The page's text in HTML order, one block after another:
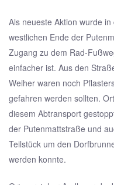
Als neueste Aktion wurde
westlichen Ende der
Zugang zu dem Rad-
einfacher ist. Aus den
Weiher waren noch
gefahren werden sollten.
diesem Abtransport
der Putenmattstraße und
Teilstück um den
werden konnte.